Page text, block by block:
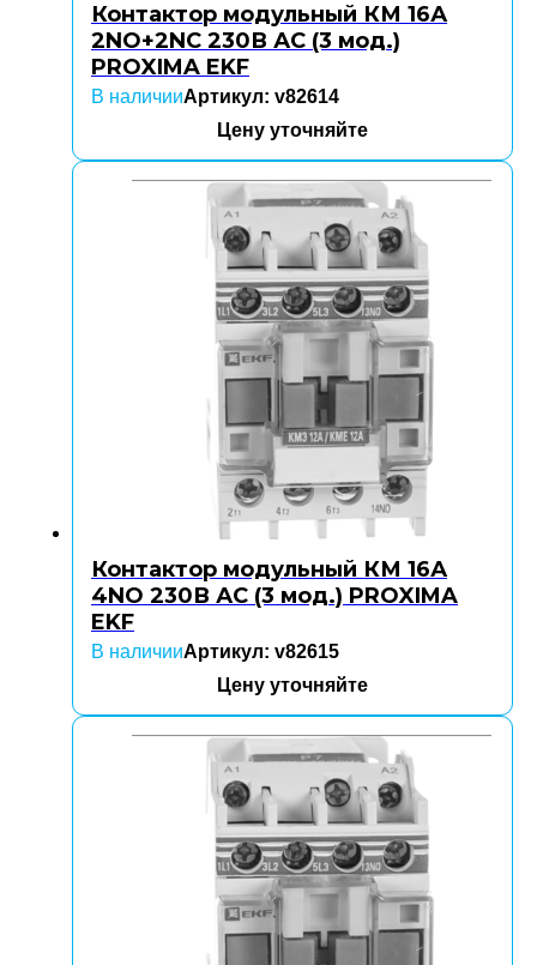
Контактор модульный КМ 16А
2NO+2NC 230В АС (3 мод.)
PROXIMA EKF
В наличииАртикул: v82614
Цену уточняйте
Контактор модульный КМ 16А
4NO 230В АС (3 мод.) PROXIMA
EKF
В наличииАртикул: v82615
Цену уточняйте